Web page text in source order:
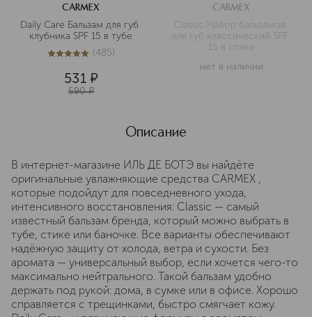
CARMEX
Daily Care Бальзам для губ
клубника SPF 15 в тубе
5из 5485 (485)
531 ¤
590 ¤
CARMEX
Classic Набор бальзамов
для губ классический SPF
15 в стике
нет в наличии
Описание
В интернет-магазине ИЛЬ ДЕ БОТЭ вы найдёте
оригинальные увлажняющие средства CARMEX ,
которые подойдут для повседневного ухода,
интенсивного восстановления: Classic — самый
известный бальзам бренда, который можно выбрать в
тубе, стике или баночке. Все варианты обеспечивают
надёжную защиту от холода, ветра и сухости. Без
аромата — универсальный выбор, если хочется чего-то
максимально нейтрального. Такой бальзам удобно
держать под рукой: дома, в сумке или в офисе. Хорошо
справляется с трещинками, быстро смягчает кожу.